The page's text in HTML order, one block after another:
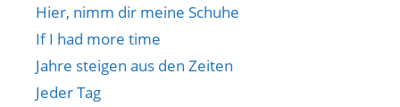
Hier, nimm dir meine Schuhe
If I had more time
Jahre steigen aus den Zeiten
Jeder Tag